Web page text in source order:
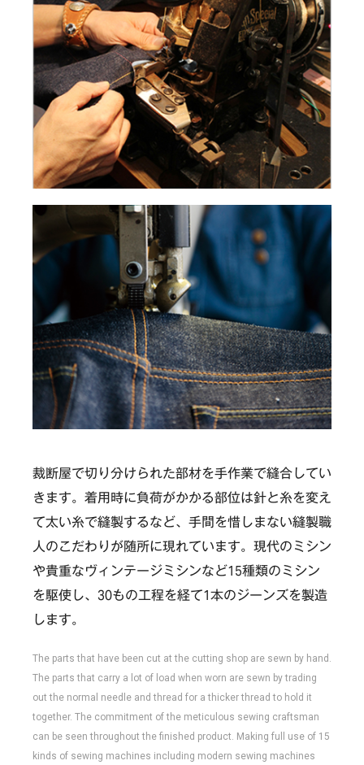
裁断屋で切り分けられた部材を手作業で縫合してい
きます。着用時に負荷がかかる部位は針と糸を変え
て太い糸で縫製するなど、手間を惜しまない縫製職
人のこだわりが随所に現れています。現代のミシン
や貴重なヴィンテージミシンなど15種類のミシン
を駆使し、30もの工程を経て1本のジーンズを製造
します。
The parts that have been cut at the cutting shop are sewn by hand.
The parts that carry a lot of load when worn are sewn by trading
out the normal needle and thread for a thicker thread to hold it
together. The commitment of the meticulous sewing craftsman
can be seen throughout the finished product. Making full use of 15
kinds of sewing machines including modern sewing machines